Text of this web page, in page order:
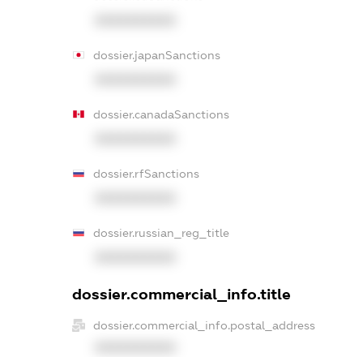
dossier.japanSanctions
dossier.canadaSanctions
dossier.rfSanctions
dossier.russian_reg_title
dossier.commercial_info.title
dossier.commercial_info.postal_address